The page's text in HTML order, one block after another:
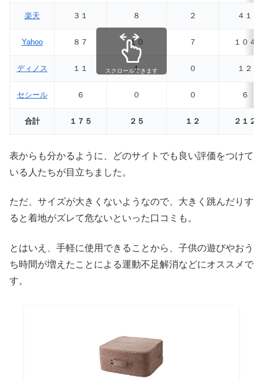
楽天 ３１ ８ ２ ４１
Yahoo ８７ １０ ７ １０４
ディノス １１ １ ０ １２
セシール ６ ０ ０ ６
合計 １７５ ２５ １２ ２１２
スクロールできます
表からも分かるように、どのサイトでも良い評価をつけて
いる人たちが目立ちました。
ただ、サイズが大きくないようなので、大きく跳んだりす
ると着地がズレて危ないといった口コミも。
とはいえ、手軽に使用できることから、子供の遊びやおう
ち時間が増えたことによる運動不足解消などにオススメで
す。